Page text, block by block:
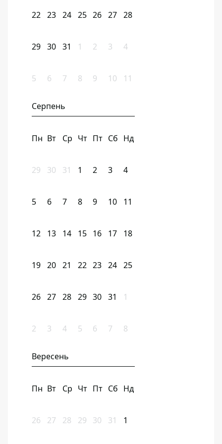
22 23 24 25 26 27 28
29 30 31 1 2 3 4
5 6 7 8 9 10 11
Серпень
Пн Вт Ср Чт Пт Сб Нд
29 30 31 1 2 3 4
5 6 7 8 9 10 11
12 13 14 15 16 17 18
19 20 21 22 23 24 25
26 27 28 29 30 31 1
2 3 4 5 6 7 8
Вересень
Пн Вт Ср Чт Пт Сб Нд
26 27 28 29 30 31 1